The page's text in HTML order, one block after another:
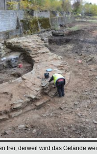
frei; derweil wird das Gelände